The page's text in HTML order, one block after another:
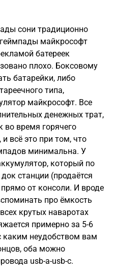
сони традиционно
майкрософт
батереек
плохо. Боксовому
батарейки, либо
типа,
майкрософт. Все
денежных трат,
во время горячего
всё это при том, что
минимальна. У
который по
станции (продаётся
от консоли. И вроде
про ёмкость
крутых наваротах
примерно за 5-6
каким неудобством вам
оба можно
usb-a-usb-c.